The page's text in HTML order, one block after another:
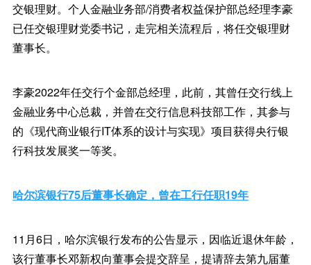
交银理财。个人金融业务部/消费者权益保护部总经理李豪
已任交银理财党委书记，走完相关流程后，将任交银理财
董事长。
李豪2022年任交行个金部总经理，此前，其曾任交行线上
金融业务中心总裁，并曾在交行信息科技部工作，其参与
的《现代商业银行IT体系的设计与实现》项目获得央行银
行科技发展奖一等奖。
哈尔滨银行75后董事长确定，曾在工行任职19年
11月6日，哈尔滨银行发布的公告显示，因临近退休年龄，
该行董事长邓新权向董事会提交辞呈，提请辞去第九届董